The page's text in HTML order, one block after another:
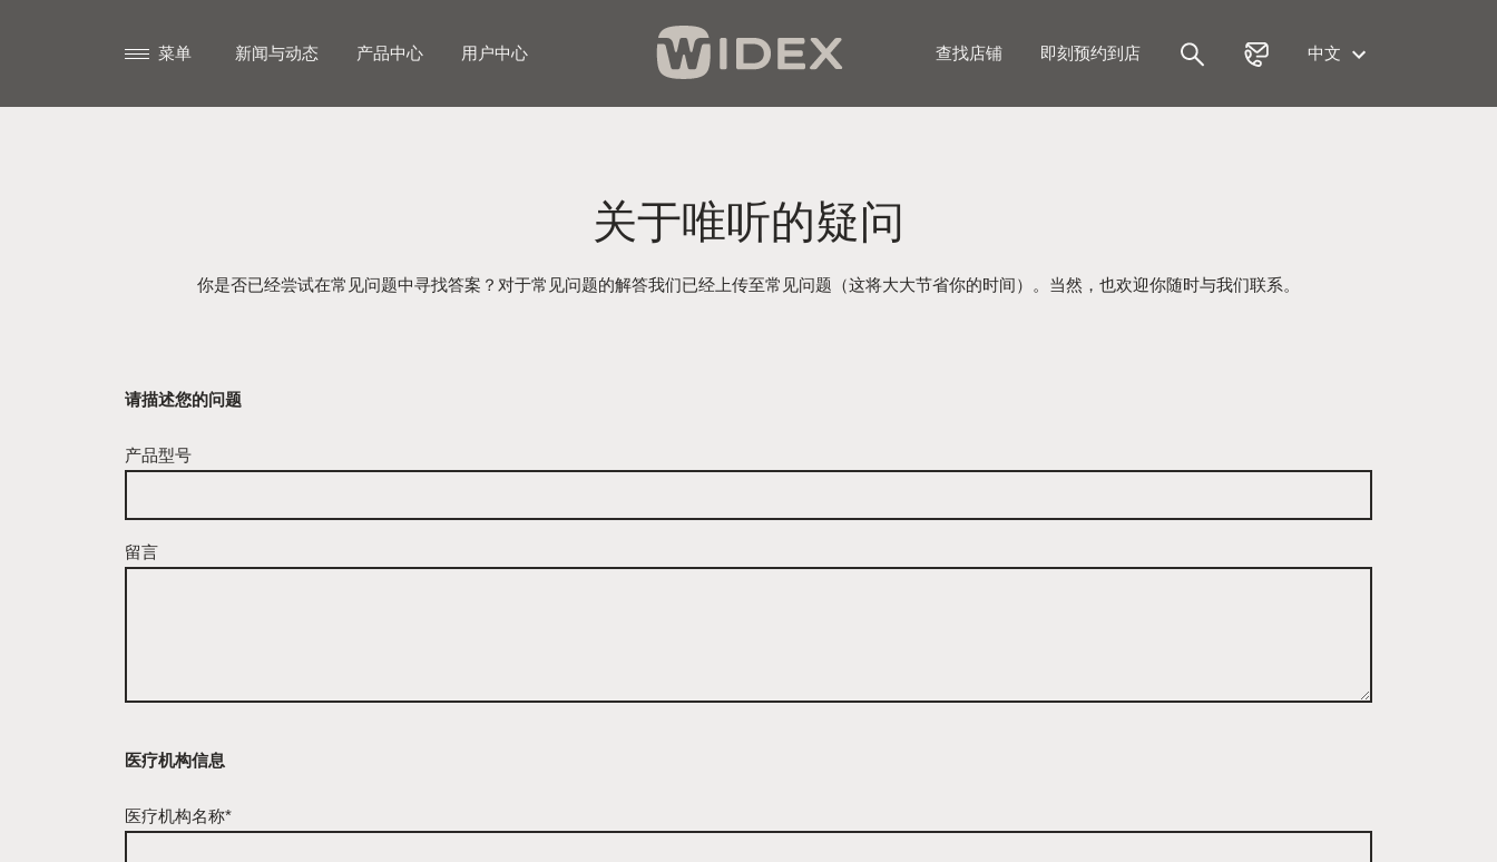
菜单 新闻与动态 产品中心 用户中心 查找店铺 即刻预约到店 中文
关于唯听的疑问
你是否已经尝试在常见问题中寻找答案？对于常见问题的解答我们已经上传至常见问题（这将大大节省你的时间）。当然，也欢迎你随时与我们联系。
请描述您的问题
产品型号
留言
医疗机构信息
医疗机构名称*